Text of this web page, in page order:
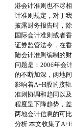
港会计准则也不尽
计准则规定，对于
披露财务报告时，
国际会计准则或者
证券监管法令，在
陆会计准则编制的
问题是：2006年会
的不断加深，两地
影响着A+H股的接
准则协调和趋同以
程度呈下降趋势，
两地会计信息的可
分析 本文收集了